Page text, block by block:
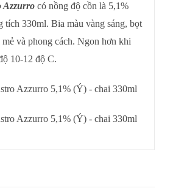
Azzurrocó nồng độ cồn là 5,1%
tích 330ml. Bia màu vàng sáng, bọt
và phong cách. Ngon hơn khi
10-12 độ C.